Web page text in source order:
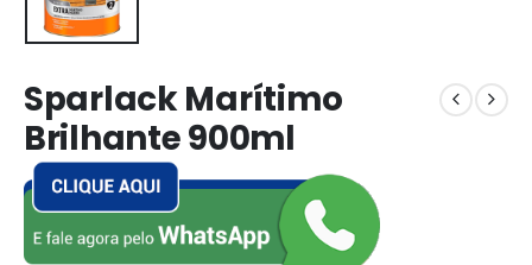
Sparlack Marítimo
Brilhante 900ml